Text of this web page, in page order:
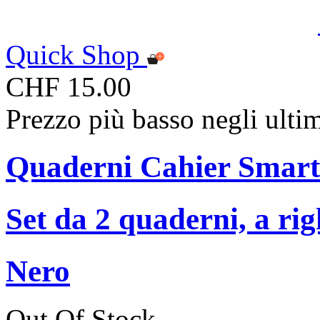
Quick Shop
CHF 15.00
Prezzo più basso negli
Quaderni Cahier
Set da 2 quaderni, a
Nero